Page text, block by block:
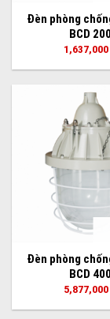
Đèn phòng
BCD
1,637,000
Đèn phòng
BCD
5,877,000